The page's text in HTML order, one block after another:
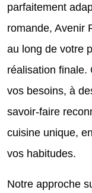
parfaitement
romande, Avenir
au long de votre
réalisation finale.
vos besoins, à
savoir-faire
cuisine unique,
vos habitudes.
Notre approche